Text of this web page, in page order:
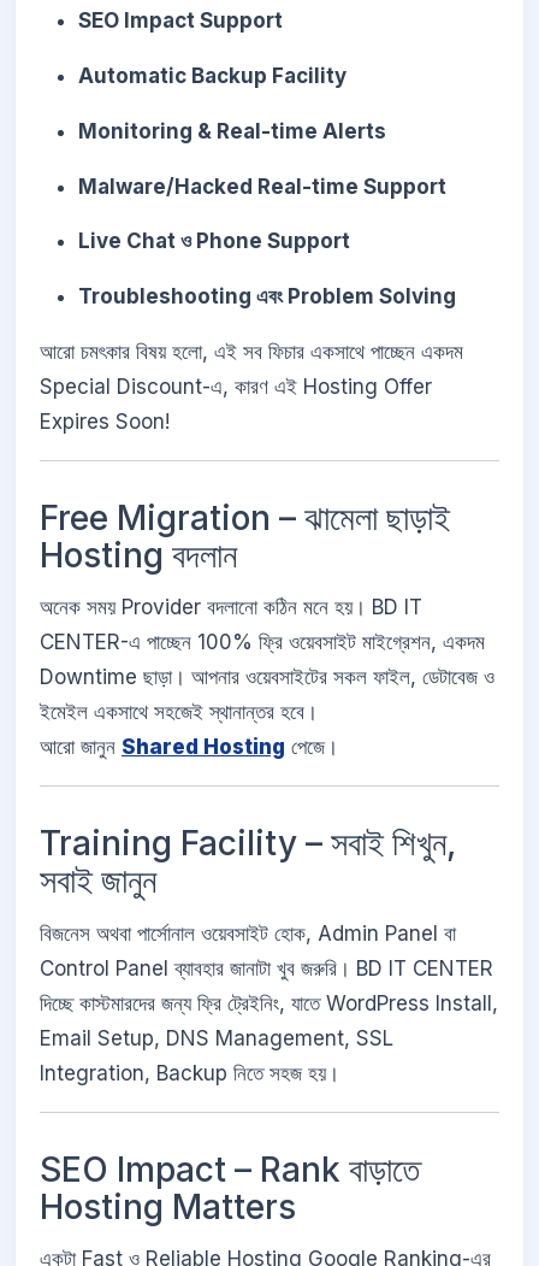
SEO Impact Support
Automatic Backup Facility
Monitoring & Real-time Alerts
Malware/Hacked Real-time Support
Live Chat ও Phone Support
Troubleshooting এবং Problem Solving
আরো চমৎকার বিষয় হলো, এই সব ফিচার একসাথে পাচ্ছেন একদম
Special Discount-এ, কারণ এই Hosting Offer
Expires Soon!
Free Migration – ঝামেলা ছাড়াই
Hosting বদলান
অনেক সময় Provider বদলানো কঠিন মনে হয়। BD IT
CENTER-এ পাচ্ছেন 100% ফ্রি ওয়েবসাইট মাইগ্রেশন, একদম
Downtime ছাড়া। আপনার ওয়েবসাইটের সকল ফাইল, ডেটাবেজ ও
ইমেইল একসাথে সহজেই স্থানান্তর হবে।
আরো জানুন Shared Hosting পেজে।
Training Facility – সবাই শিখুন,
সবাই জানুন
বিজনেস অথবা পার্সোনাল ওয়েবসাইট হোক, Admin Panel বা
Control Panel ব্যাবহার জানাটা খুব জরুরি। BD IT CENTER
দিচ্ছে কাস্টমারদের জন্য ফ্রি ট্রেইনিং, যাতে WordPress Install,
Email Setup, DNS Management, SSL
Integration, Backup নিতে সহজ হয়।
SEO Impact – Rank বাড়াতে
Hosting Matters
একটা Fast ও Reliable Hosting Google Ranking-এর